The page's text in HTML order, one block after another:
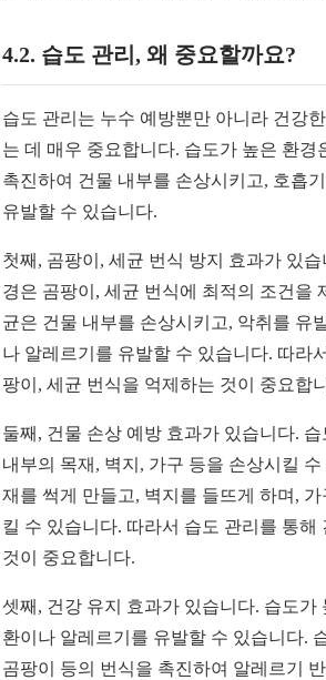
4.2. 습도 관리, 왜 중요할까요?
습도 관리는 누수 예방뿐만 아니라 건강
는 데 매우 중요합니다. 습도가 높은 환경
촉진하여 건물 내부를 손상시키고, 호흡
유발할 수 있습니다.
첫째, 곰팡이, 세균 번식 방지 효과가 있
경은 곰팡이, 세균 번식에 최적의 조건을
균은 건물 내부를 손상시키고, 악취를 유
나 알레르기를 유발할 수 있습니다. 따라
팡이, 세균 번식을 억제하는 것이 중요합
둘째, 건물 손상 예방 효과가 있습니다.
내부의 목재, 벽지, 가구 등을 손상시킬
재를 썩게 만들고, 벽지를 들뜨게 하며, 가
킬 수 있습니다. 따라서 습도 관리를 통해
것이 중요합니다.
셋째, 건강 유지 효과가 있습니다. 습도가
환이나 알레르기를 유발할 수 있습니다.
곰팡이 등의 번식을 촉진하여 알레르기